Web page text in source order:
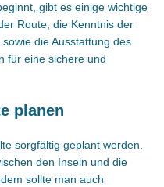
gibt es einige wichtige
Route, die Kenntnis der
die Ausstattung des
für eine sichere und
planen
sorgfältig geplant werden.
den Inseln und die
sollte man auch